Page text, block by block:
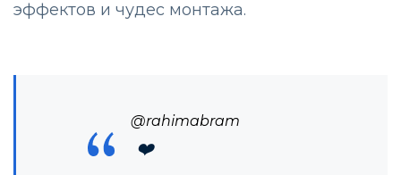
эффектов и чудес монтажа.
@rahimabram
❤️